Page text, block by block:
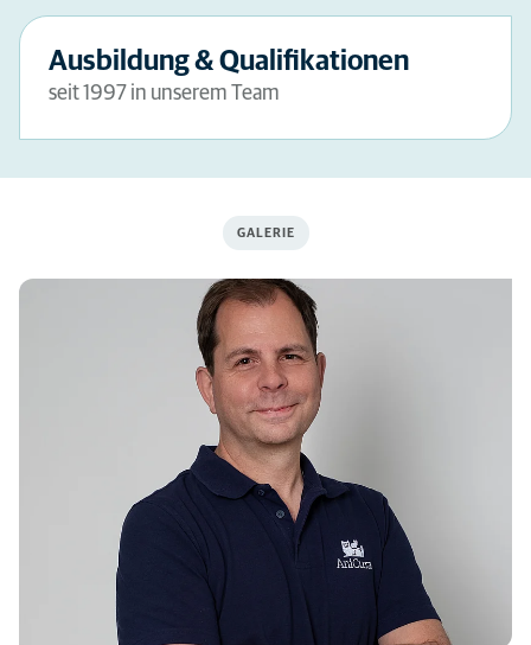
Ausbildung & Qualifikationen
seit 1997 in unserem Team
GALERIE